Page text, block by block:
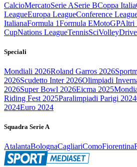
CalcioMercatoSerie ASerie BCoppa Italia
LeagueEuropa LeagueConference
ItalianaFormula 1Formula EMotoGPAltri
CupNations LeagueTennisSciVolley
Speciali
Mondiali 2026Roland Garros 2026
2026Scudetto Inter 2026Olimpiadi
2026Super Bowl 2026Eicma 2025
Riding Fest 2025Paralimpiadi Parigi 2024
2024Euro 2024
Squadra Serie A
AtalantaBolognaCagliariComoFiorentina